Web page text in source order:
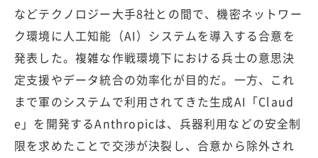
などテクノロジー大手8社との間で、機密ネットワー
ク環境に人工知能（AI）システムを導入する合意を
発表した。複雑な作戦環境下における兵士の意思決
定支援やデータ統合の効率化が目的だ。一方、これ
まで軍のシステムで利用されてきた生成AI「Claud
e」を開発するAnthropicは、兵器利用などの安全制
限を求めたことで交渉が決裂し、合意から除外され